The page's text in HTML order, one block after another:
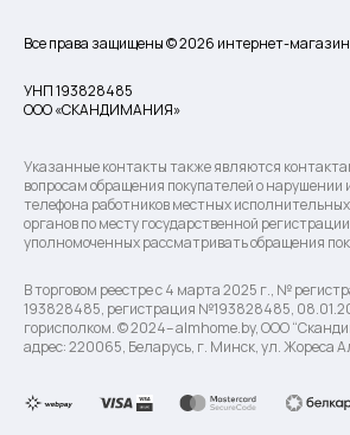
Все права защищены © 2026 интернет-магазин
УНП 193828485
ООО «СКАНДИМАНИЯ»
Указанные контакты также являются
вопросам обращения покупателей о нарушении
телефона работников местных
органов по месту государственной
уполномоченных рассматривать обращения
В торговом реестре с 4 марта 2025 г., №
193828485, регистрация №193828485,
горисполком. © 2024– almhome.by, ООО
адрес: 220065, Беларусь, г. Минск, ул. Жореса